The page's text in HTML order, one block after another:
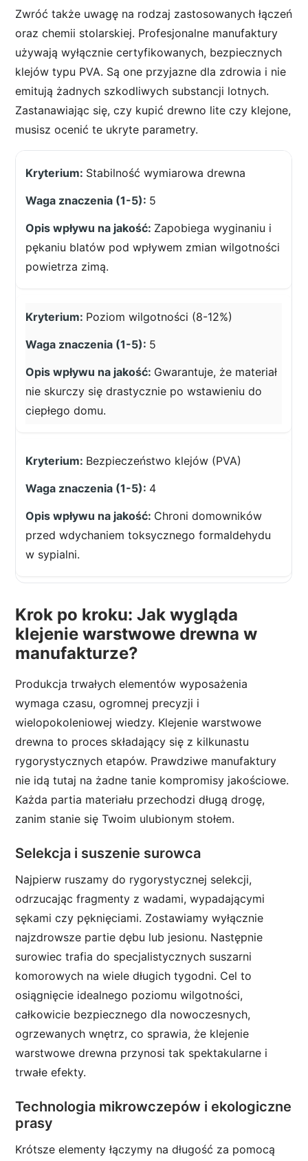
Zwróć także uwagę na rodzaj zastosowanych łączeń
oraz chemii stolarskiej. Profesjonalne manufaktury
używają wyłącznie certyfikowanych, bezpiecznych
klejów typu PVA. Są one przyjazne dla zdrowia i nie
emitują żadnych szkodliwych substancji lotnych.
Zastanawiając się, czy kupić drewno lite czy klejone,
musisz ocenić te ukryte parametry.
Stabilność wymiarowa drewna
5
Zapobiega wyginaniu i
pękaniu blatów pod wpływem zmian wilgotności
powietrza zimą.
Poziom wilgotności (8-12%)
5
Gwarantuje, że materiał
nie skurczy się drastycznie po wstawieniu do
ciepłego domu.
Bezpieczeństwo klejów (PVA)
4
Chroni domowników
przed wdychaniem toksycznego formaldehydu
w sypialni.
Krok po kroku: Jak wygląda
klejenie warstwowe drewna w
manufakturze?
Produkcja trwałych elementów wyposażenia
wymaga czasu, ogromnej precyzji i
wielopokoleniowej wiedzy. Klejenie warstwowe
drewna to proces składający się z kilkunastu
rygorystycznych etapów. Prawdziwe manufaktury
nie idą tutaj na żadne tanie kompromisy jakościowe.
Każda partia materiału przechodzi długą drogę,
zanim stanie się Twoim ulubionym stołem.
Selekcja i suszenie surowca
Najpierw ruszamy do rygorystycznej selekcji,
odrzucając fragmenty z wadami, wypadającymi
sękami czy pęknięciami. Zostawiamy wyłącznie
najzdrowsze partie dębu lub jesionu. Następnie
surowiec trafia do specjalistycznych suszarni
komorowych na wiele długich tygodni. Cel to
osiągnięcie idealnego poziomu wilgotności,
całkowicie bezpiecznego dla nowoczesnych,
ogrzewanych wnętrz, co sprawia, że klejenie
warstwowe drewna przynosi tak spektakularne i
trwałe efekty.
Technologia mikrowczepów i ekologiczne
prasy
Krótsze elementy łączymy na długość za pomocą